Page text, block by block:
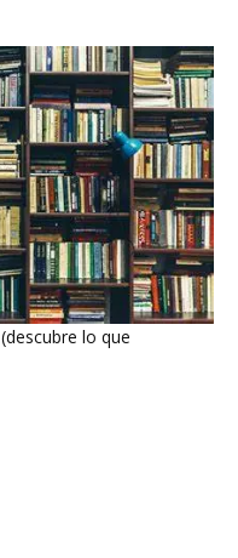
(descubre lo que